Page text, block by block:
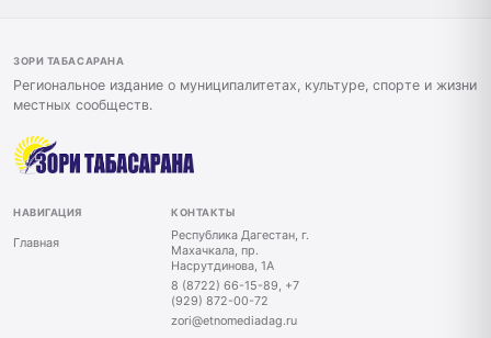
ЗОРИ ТАБАСАРАНА
Региональное издание о муниципалитетах, культуре, спорте и жизни
местных сообществ.
НАВИГАЦИЯ
Главная
КОНТАКТЫ
Республика Дагестан, г.
Махачкала, пр.
Насрутдинова, 1А
8 (8722) 66-15-89, +7
(929) 872-00-72
zori@etnomediadag.ru